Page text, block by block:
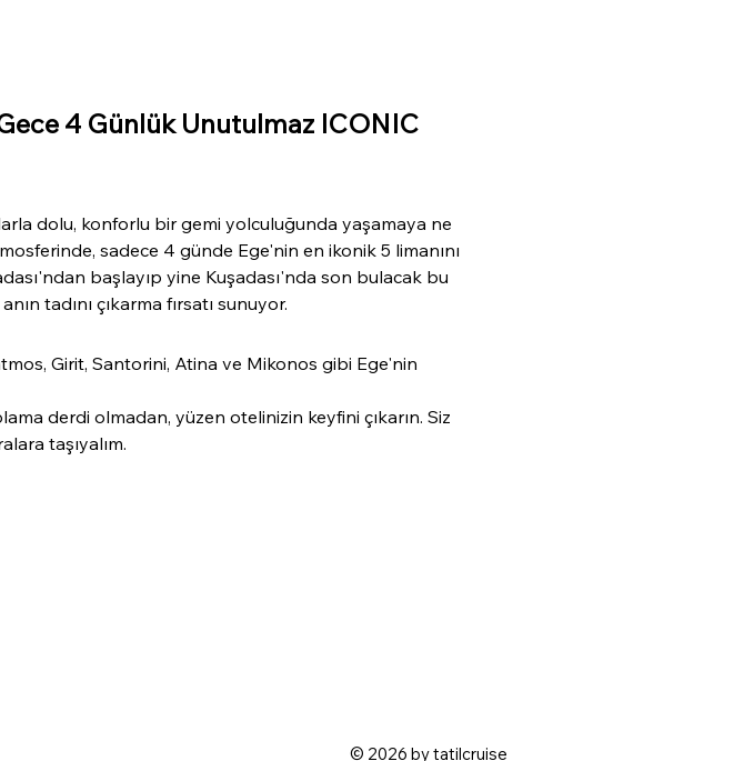
4 Günlük Unutulmaz ICONIC
dolu, konforlu bir gemi yolculuğunda yaşamaya ne
sadece 4 günde Ege'nin en ikonik 5 limanını
başlayıp yine Kuşadası'nda son bulacak bu
tadını çıkarma fırsatı sunuyor.
Girit, Santorini, Atina ve Mikonos gibi Ege'nin
derdi olmadan, yüzen otelinizin keyfini çıkarın. Siz
taşıyalım.
© 2026 by tatilcruise